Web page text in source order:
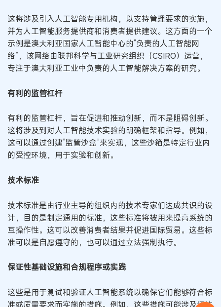
这将涉及引入人工智能专用机构，以支持管理要求的实施，
并为人工智能服务提供商和消费者提供建议。这方面的一个
示例是澳大利亚国家人工智能中心的“负责的人工智能网
络”，该网络由联邦科学与工业研究组织（CSIRO）运营，
专注于澳大利亚工业中负责的人工智能解决方案的研究。
有利的监管杠杆
有利的监管杠杆，旨在促进和推动创新，而不是阻碍创新。
这将涉及到对人工智能技术实验的明确框架和指导。例如，
这可以通过创建“监管沙盒”来实现，这些沙箱是特定行业内
的受控环境，用于实验和创新。
技术标准
技术标准是由行业主导的组织内的技术专家们达成共识的设
计，目的是制定通用的标准，这些标准将被用来提高系统的
互操作性。这可以改善消费者结果并促进国际贸易。这些标
准可以是自愿遵守的，也可以通过立法强制执行。
保证性基础设施和合规程序或实践
这些是用于测试和验证人工智能系统以确保它们能够符合标
准或质量要求而实施的措施。例如，这些措施可能涉及评估